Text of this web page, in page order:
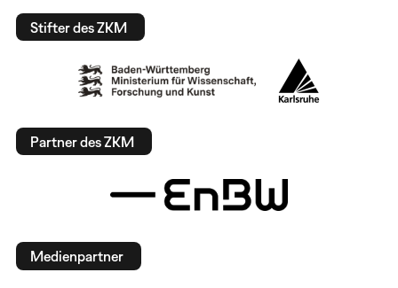
Stifter des ZKM
Partner des ZKM
Medienpartner